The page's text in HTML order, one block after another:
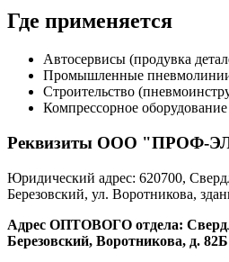
Где применяется
Автосервисы (продувка
Промышленные
Строительство
Компрессорное оборудование
Реквизиты ООО "ПРОФ-
Юридический адрес: 620700,
Березовский, ул. Воротникова,
Адрес ОПТОВОГО отдела:
Березовский, Воротникова, д. 82Б